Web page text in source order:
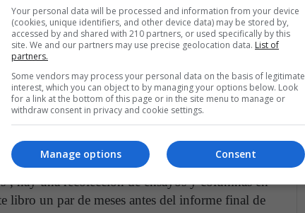
tres candidatos presidenciales fueron
(2012 – 2022)' de Juan Gabriel
al caer', el escritor colombiano ha venido
de Paz con las FARC-EP desde que se
al entonces presidente Juan Manuel
, hay una recolección de ensayos y columnas en
libro un par de meses antes del informe final de
Your personal data will be processed and information from your device
(cookies, unique identifiers, and other device data) may be stored by,
accessed by and shared with 210 partners, or used specifically by this
site. We and our partners may use precise geolocation data. List of
partners.
Some vendors may process your personal data on the basis of legitimate
interest, which you can object to by managing your options below. Look
for a link at the bottom of this page or in the site menu to manage or
withdraw consent in privacy and cookie settings.
Consent
Manage options